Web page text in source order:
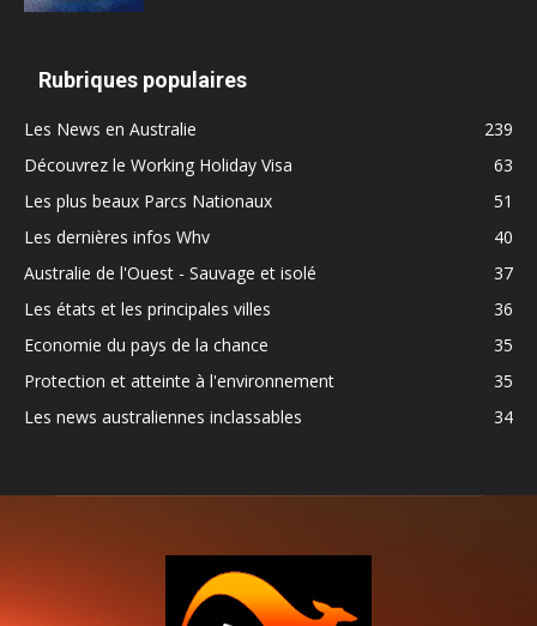
Rubriques populaires
Les News en Australie
239
Découvrez le Working Holiday Visa
63
Les plus beaux Parcs Nationaux
51
Les dernières infos Whv
40
Australie de l'Ouest - Sauvage et isolé
37
Les états et les principales villes
36
Economie du pays de la chance
35
Protection et atteinte à l'environnement
35
Les news australiennes inclassables
34